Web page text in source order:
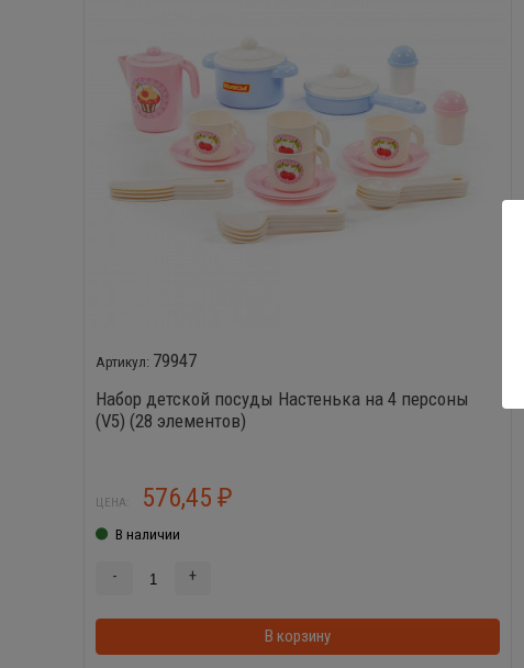
79947
Набор детской посуды Настенька на 4 персоны
(V5) (28 элементов)
ЦЕНА: 576,45 ₽
В наличии
- +
В корзину